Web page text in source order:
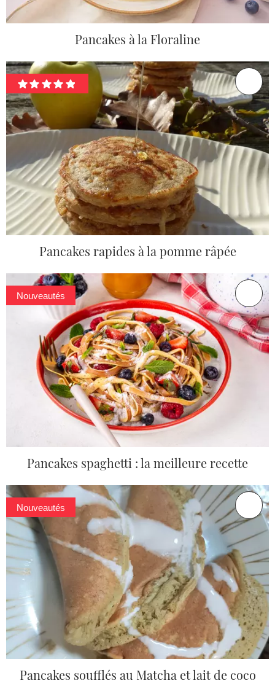
Pancakes à la Floraline
Pancakes rapides à la pomme râpée
Nouveautés
Pancakes spaghetti : la meilleure recette
Nouveautés
Pancakes soufflés au Matcha et lait de coco